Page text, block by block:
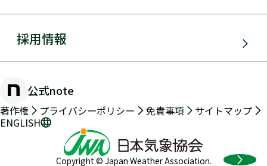
環境アセスメント
防災・危機管理・気候変動対策
交通（道路・鉄道・航空・船舶）
総合数値気象予測システムSYNFOS
物理学的手法とAIを用いた日射量の短時間予測
手法の開発
2年先長期気象予測
日本気象協会とは
組織概要
沿革
採用情報
公式note
著作権 プライバシーポリシー 免責事項
サイトマップ
ENGLISH
Copyright © Japan Weather Association.